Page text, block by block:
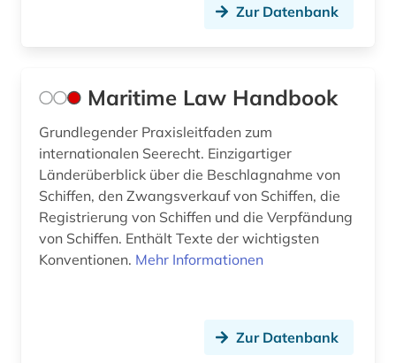
Zur Datenbank
Maritime Law Handbook
Grundlegender Praxisleitfaden zum
internationalen Seerecht. Einzigartiger
Länderüberblick über die Beschlagnahme von
Schiffen, den Zwangsverkauf von Schiffen, die
Registrierung von Schiffen und die Verpfändung
von Schiffen. Enthält Texte der wichtigsten
Konventionen. Mehr Informationen
Zur Datenbank